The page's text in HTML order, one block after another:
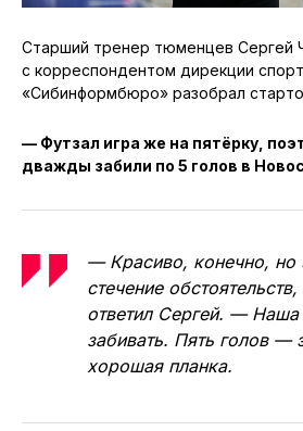
Старший тренер тюменцев Сергей
с корреспондентом дирекции
«Сибинформбюро» разобрал
— Футзал игра же на пятёрку,
дважды забили по 5 голов в
— Красиво, конечно, но
стечение
ответил Сергей. —
забивать. Пять голов —
хорошая планка.